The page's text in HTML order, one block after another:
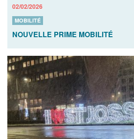
02/02/2026
MOBILITÉ
NOUVELLE PRIME MOBILITÉ